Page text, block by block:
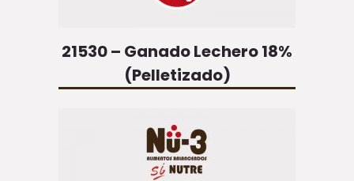
21530 – Ganado Lechero 18%
(Pelletizado)